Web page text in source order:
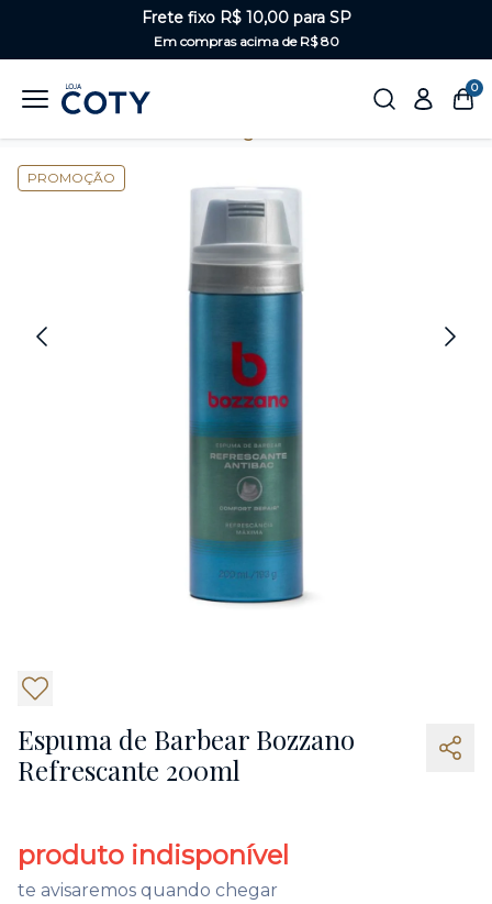
Frete fixo R$ 10,00 para SP
Em compras acima de R$ 80
0
PROMOÇÃO
Espuma de Barbear Bozzano
Refrescante 200ml
produto indisponível
te avisaremos quando chegar